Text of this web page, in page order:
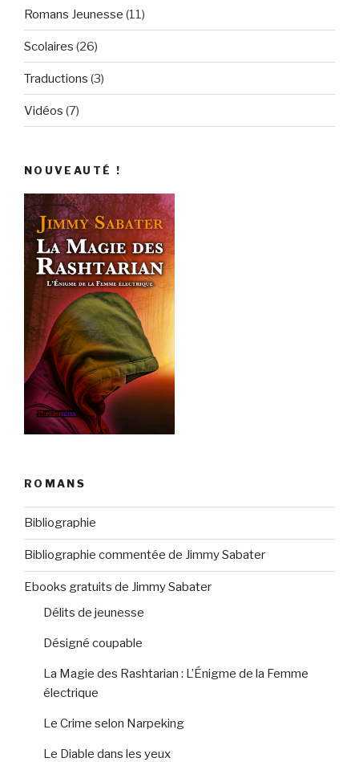
Romans Jeunesse (11)
Scolaires (26)
Traductions (3)
Vidéos (7)
NOUVEAUTÉ !
ROMANS
Bibliographie
Bibliographie commentée de Jimmy Sabater
Ebooks gratuits de Jimmy Sabater
Délits de jeunesse
Désigné coupable
La Magie des Rashtarian : L’Énigme de la Femme
électrique
Le Crime selon Narpeking
Le Diable dans les yeux